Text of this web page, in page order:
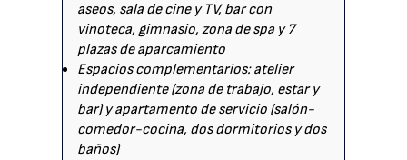
aseos, sala de cine y TV, bar con
vinoteca, gimnasio, zona de spa y 7
plazas de aparcamiento
Espacios complementarios: atelier
independiente (zona de trabajo, estar y
bar) y apartamento de servicio (salón-
comedor-cocina, dos dormitorios y dos
baños)